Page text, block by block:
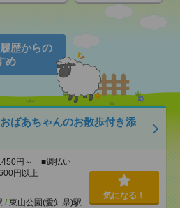
歴からの
め
ばあちゃんのお散歩付き添
円～ ■週払い
円以上
/ 東山公園(愛知県)駅
気になる！